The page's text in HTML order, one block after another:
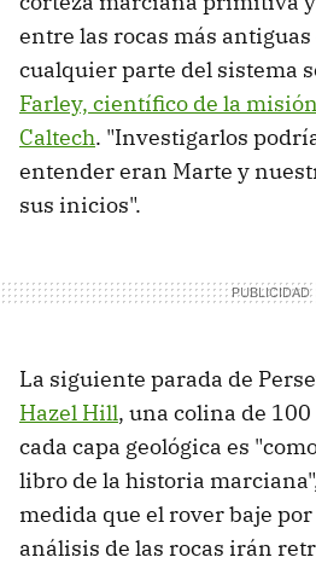
entre las rocas más
cualquier parte del sistema
Farley, científico de la
Caltech. "Investigarlos
entender eran Marte y
sus inicios".
La siguiente parada de
Hazel Hill, una colina de
cada capa geológica es
libro de la historia
medida que el rover baje
análisis de las rocas irán